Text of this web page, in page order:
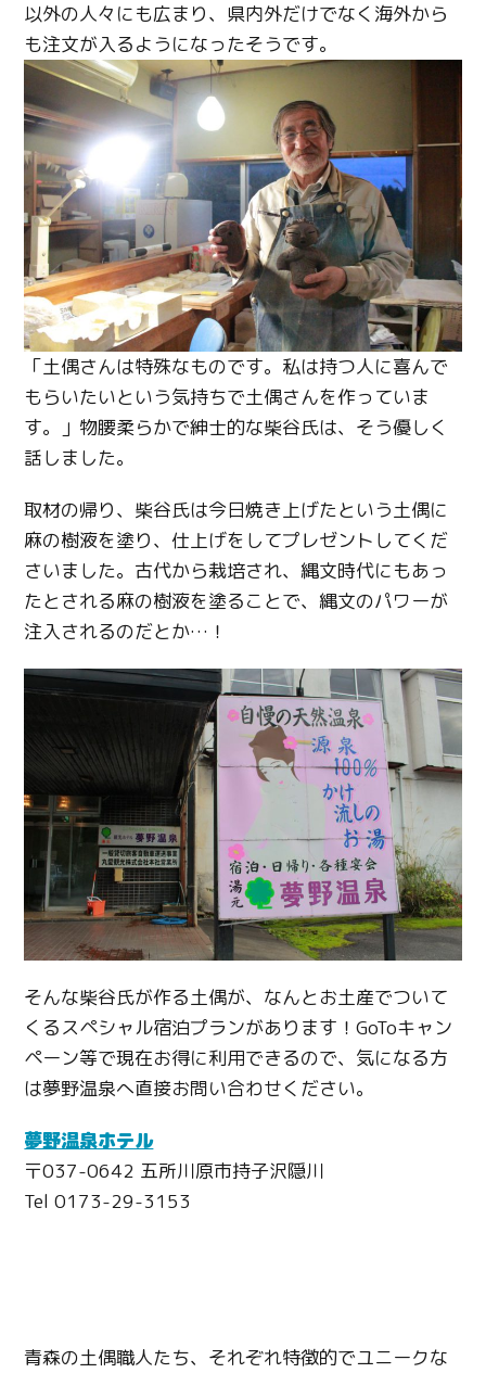
以外の人々にも広まり、県内外だけでなく海外から
も注文が入るようになったそうです。
「土偶さんは特殊なものです。私は持つ人に喜んで
もらいたいという気持ちで土偶さんを作っていま
す。」物腰柔らかで紳士的な柴谷氏は、そう優しく
話しました。
取材の帰り、柴谷氏は今日焼き上げたという土偶に
麻の樹液を塗り、仕上げをしてプレゼントしてくだ
さいました。古代から栽培され、縄文時代にもあっ
たとされる麻の樹液を塗ることで、縄文のパワーが
注入されるのだとか…！
そんな柴谷氏が作る土偶が、なんとお土産でついて
くるスペシャル宿泊プランがあります！GoToキャン
ペーン等で現在お得に利用できるので、気になる方
は夢野温泉へ直接お問い合わせください。
夢野温泉ホテル
〒037-0642 五所川原市持子沢隠川
Tel 0173-29-3153
青森の土偶職人たち、それぞれ特徴的でユニークな